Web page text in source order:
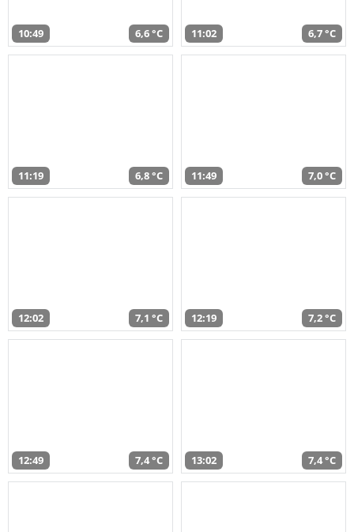
10:49 6,6 °C 11:02 6,7 °C
11:19 6,8 °C 11:49 7,0 °C
12:02 7,1 °C 12:19 7,2 °C
12:49 7,4 °C 13:02 7,4 °C